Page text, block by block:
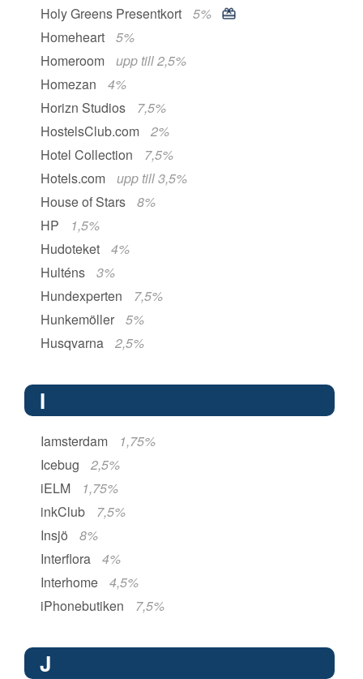
Holy Greens Presentkort
5%
Homeheart
5%
Homeroom
upp till 2,5%
Homezan
4%
Horizn Studios
7,5%
HostelsClub.com
2%
Hotel Collection
7,5%
Hotels.com
upp till 3,5%
House of Stars
8%
HP
1,5%
Hudoteket
4%
Hulténs
3%
Hundexperten
7,5%
Hunkemöller
5%
Husqvarna
2,5%
I
Iamsterdam
1,75%
Icebug
2,5%
iELM
1,75%
inkClub
7,5%
Insjö
8%
Interflora
4%
Interhome
4,5%
iPhonebutiken
7,5%
J